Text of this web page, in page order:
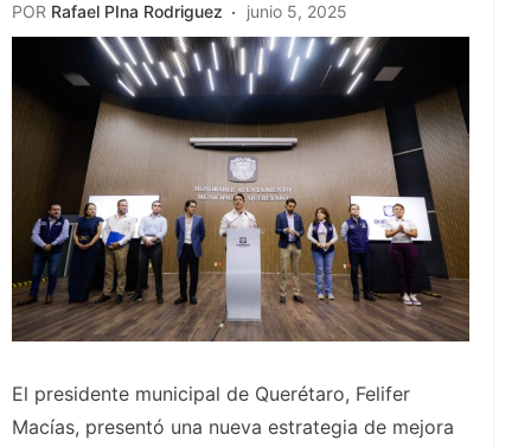
POR Rafael PIna Rodriguez junio 5, 2025
El presidente municipal de Querétaro, Felifer
Macías, presentó una nueva estrategia de mejora